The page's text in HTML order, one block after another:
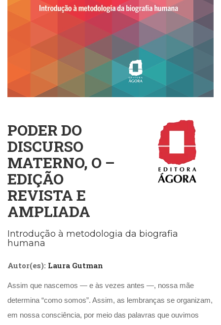
Cinema
(23)
Comportamento
Comunicação
Movimento
Interior
(222)
Criatividade
(14)
Culinária,
Alimentação
(14)
Economia,
Negócios
Educação
(278)
Especial
Fisioterapia
(47)
Fonoaudiologia
PODER DO
DISCURSO
MATERNO, O –
EDIÇÃO
REVISTA E
AMPLIADA
Introdução à metodologia da biografia
humana
Autor(es): Laura Gutman
Assim que nascemos — e às vezes antes —, nossa mãe
determina “como somos”. Assim, as lembranças se organizam,
em nossa consciência, por meio das palavras que ouvimos